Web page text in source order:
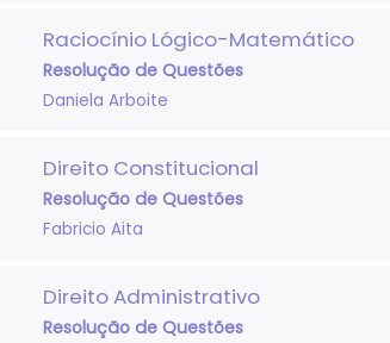
Raciocínio Lógico-Matemático
Resolução de Questões
Daniela Arboite
Direito Constitucional
Resolução de Questões
Fabricio Aita
Direito Administrativo
Resolução de Questões